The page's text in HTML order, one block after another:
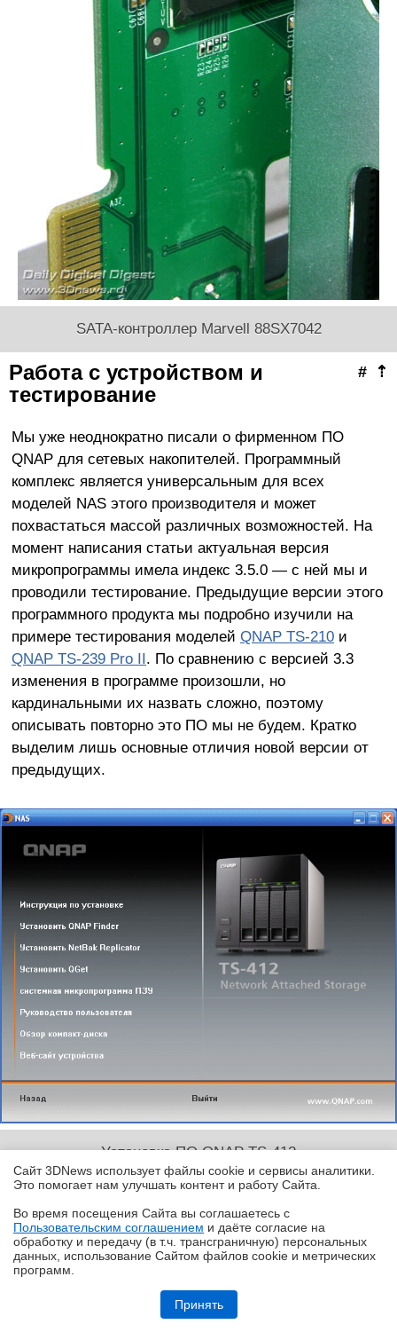
Обзор планшета HUAWEI MatePad Pro Max: на все деньги
SATA-контроллер Marvell 88SX7042
⇡
#
Работа с устройством и
тестирование
Мы уже неоднократно писали о фирменном ПО
QNAP для сетевых накопителей. Программный
комплекс является универсальным для всех
моделей NAS этого производителя и может
похвастаться массой различных возможностей. На
момент написания статьи актуальная версия
микропрограммы имела индекс 3.5.0 — с ней мы и
проводили тестирование. Предыдущие версии этого
программного продукта мы подробно изучили на
примере тестирования моделей QNAP TS-210и
QNAP TS-239 Pro II. По сравнению с версией 3.3
изменения в программе произошли, но
кардинальными их назвать сложно, поэтому
описывать повторно это ПО мы не будем. Кратко
выделим лишь основные отличия новой версии от
предыдущих.
Установка ПО QNAP TS-412
Так, в новом ПО появился ряд дополнительных
функций, касающихся безопасности. Дисковое
пространство сетевого накопителя теперь проверяет
встроенный антивирус, который может изолировать
усмотрению. Для любого интерфейса NAS отныне
Сайт 3DNews использует файлы cookie и сервисы аналитики.
Это помогает нам улучшать контент и работу Cайта.
Во время посещения Cайта вы соглашаетесь с
Пользовательским соглашением и даёте согласие на
обработку и передачу (в т.ч. трансграничную) персональных
данных, использование Cайтом файлов cookie и метрических
программ.
Принять